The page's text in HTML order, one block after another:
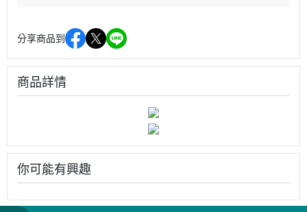
分享商品到
商品詳情
你可能有興趣